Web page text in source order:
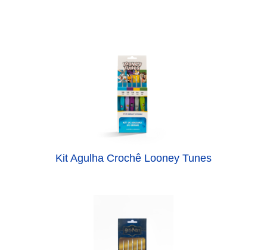
Kit Agulha Crochê Looney Tunes